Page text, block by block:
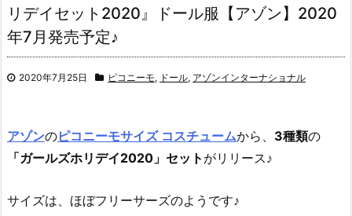
リデイセット2020』ドール服【アゾン】2020
年7月発売予定♪
2020年7月25日 ピコニーモ, ドール, アゾンインターナショナル
アゾンのピコニーモサイズ コスチュームから、 3種類の
「ガールズホリデイ2020」セット がリリース♪
サイズは、ほぼフリーサーズのようです♪